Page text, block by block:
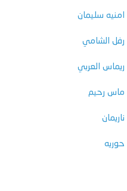
امنيه سليمان
رفل الشامي
ريماس العربي
ماس رحيم
ناريمان
حوريه